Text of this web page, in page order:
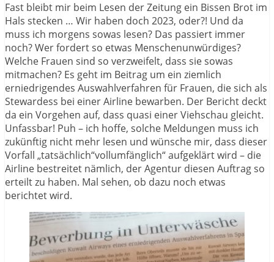
Fast bleibt mir beim Lesen der Zeitung ein Bissen Brot im
Hals stecken … Wir haben doch 2023, oder?! Und da
muss ich morgens sowas lesen? Das passiert immer
noch? Wer fordert so etwas Menschenunwürdiges?
Welche Frauen sind so verzweifelt, dass sie sowas
mitmachen? Es geht im Beitrag um ein ziemlich
erniedrigendes Auswahlverfahren für Frauen, die sich als
Stewardess bei einer Airline bewarben. Der Bericht deckt
da ein Vorgehen auf, dass quasi einer Viehschau gleicht.
Unfassbar! Puh – ich hoffe, solche Meldungen muss ich
zukünftig nicht mehr lesen und wünsche mir, dass dieser
Vorfall „tatsächlich“vollumfänglich“ aufgeklärt wird – die
Airline bestreitet nämlich, der Agentur diesen Auftrag so
erteilt zu haben. Mal sehen, ob dazu noch etwas
berichtet wird.